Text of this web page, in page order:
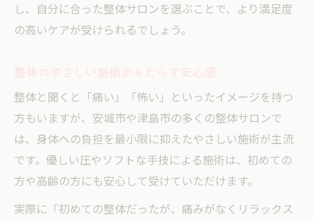
し、自分に合った整体サロンを選ぶことで、より満足度
の高いケアが受けられるでしょう。
整体と聞くと「痛い」「怖い」といったイメージを持つ
方もいますが、安城市や津島市の多くの整体サロンで
は、身体への負担を最小限に抑えたやさしい施術が主流
です。優しい圧やソフトな手技による施術は、初めての
方や高齢の方にも安心して受けていただけます。
実際に「初めての整体だったが、痛みがなくリラックス